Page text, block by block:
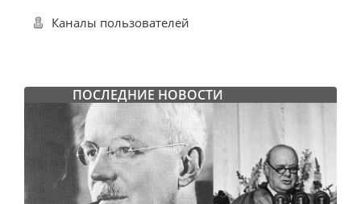
Каналы пользователей
ПОСЛЕДНИЕ НОВОСТИ